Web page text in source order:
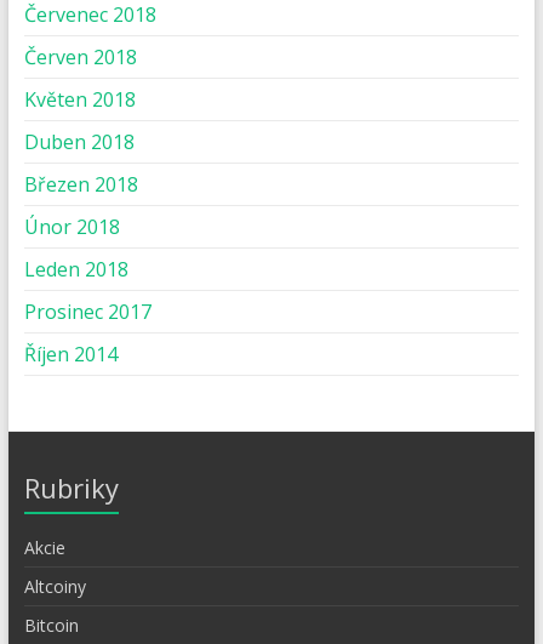
Červenec 2018
Červen 2018
Květen 2018
Duben 2018
Březen 2018
Únor 2018
Leden 2018
Prosinec 2017
Říjen 2014
Rubriky
Akcie
Altcoiny
Bitcoin